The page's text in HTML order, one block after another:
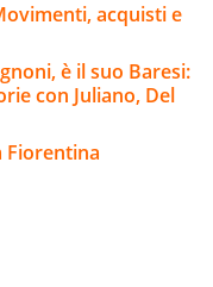
acquisti e
è il suo Baresi:
con Juliano, Del
Fiorentina